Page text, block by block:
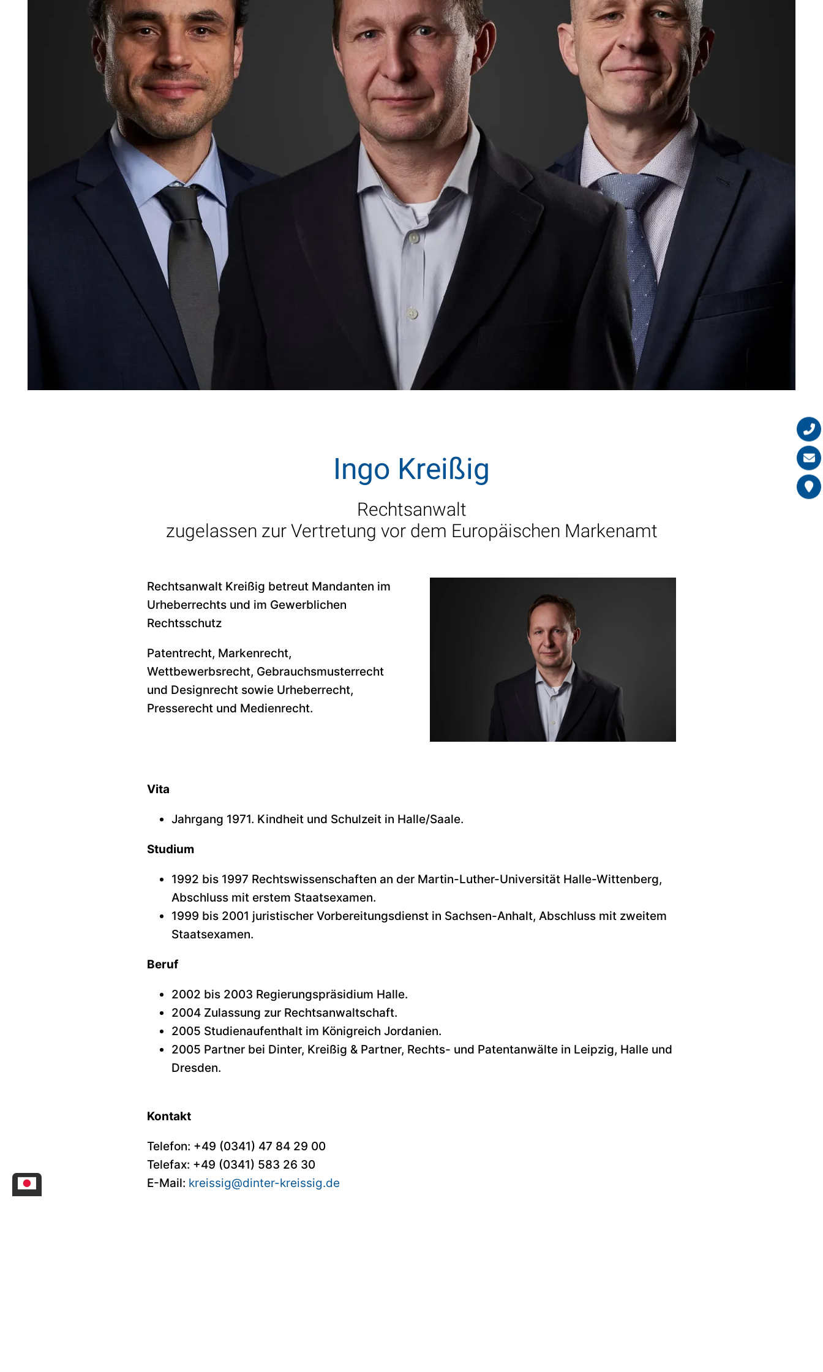
Ingo Kreißig
Rechtsanwalt
zugelassen zur Vertretung vor dem Europäischen Markenamt
Rechtsanwalt Kreißig betreut Mandanten im
Urheberrechts und im Gewerblichen
Rechtsschutz
Patentrecht, Markenrecht,
Wettbewerbsrecht, Gebrauchsmusterrecht
und Designrecht sowie Urheberrecht,
Presserecht und Medienrecht.
Vita
Jahrgang 1971. Kindheit und Schulzeit in Halle/Saale.
Studium
1992 bis 1997 Rechtswissenschaften an der Martin-Luther-Universität Halle-Wittenberg,
Abschluss mit erstem Staatsexamen.
1999 bis 2001 juristischer Vorbereitungsdienst in Sachsen-Anhalt, Abschluss mit zweitem
Staatsexamen.
Beruf
2002 bis 2003 Regierungspräsidium Halle.
2004 Zulassung zur Rechtsanwaltschaft.
2005 Studienaufenthalt im Königreich Jordanien.
2005 Partner bei Dinter, Kreißig & Partner, Rechts- und Patentanwälte in Leipzig, Halle und
Dresden.
Kontakt
Telefon: +49 (0341) 47 84 29 00
Telefax: +49 (0341) 583 26 30
E-Mail: kreissig@dinter-kreissig.de